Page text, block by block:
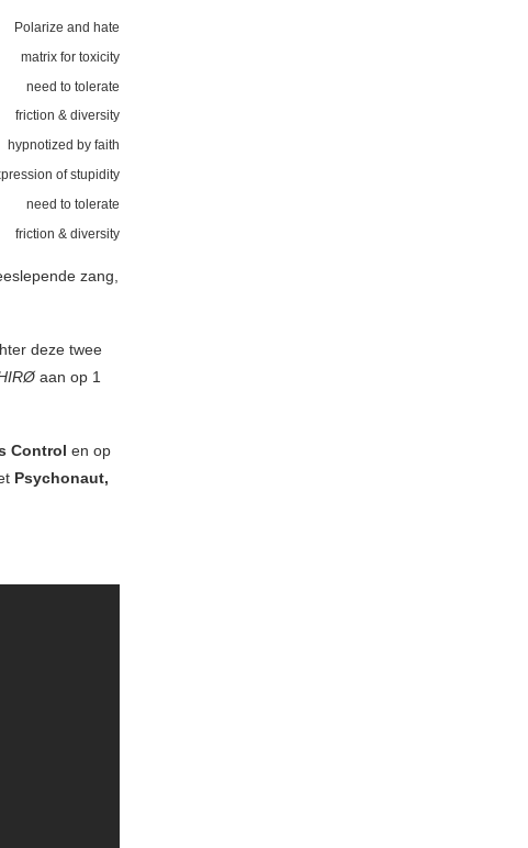
Polarize and hate
matrix for toxicity
need to tolerate
friction & diversity
hypnotized by faith
of stupidity
need to tolerate
friction & diversity
zang,
deze twee
aan op 1
Control en op
Psychonaut,